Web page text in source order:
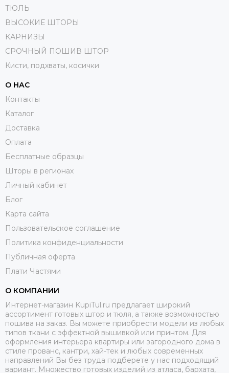
ТЮЛЬ
ВЫСОКИЕ ШТОРЫ
КАРНИЗЫ
СРОЧНЫЙ ПОШИВ ШТОР
Кисти, подхваты, косички
О НАС
Контакты
Каталог
Доставка
Оплата
Бесплатные образцы
Шторы в регионах
Личный кабинет
Блог
Карта сайта
Пользовательское соглашение
Политика конфиденциальности
Публичная оферта
Плати Частями
О КОМПАНИИ
Интернет-магазин KupiTul.ru предлагает широкий
ассортимент готовых штор и тюля, а также возможностью
пошива на заказ. Вы можете приобрести модели из любых
типов ткани с эффектной вышивкой или принтом. Для
оформления интерьера квартиры или загородного дома в
стиле прованс, кантри, хай-тек и любых современных
направлений Вы без труда подберете у нас подходящий
вариант. Множество готовых изделий из атласа, бархата,